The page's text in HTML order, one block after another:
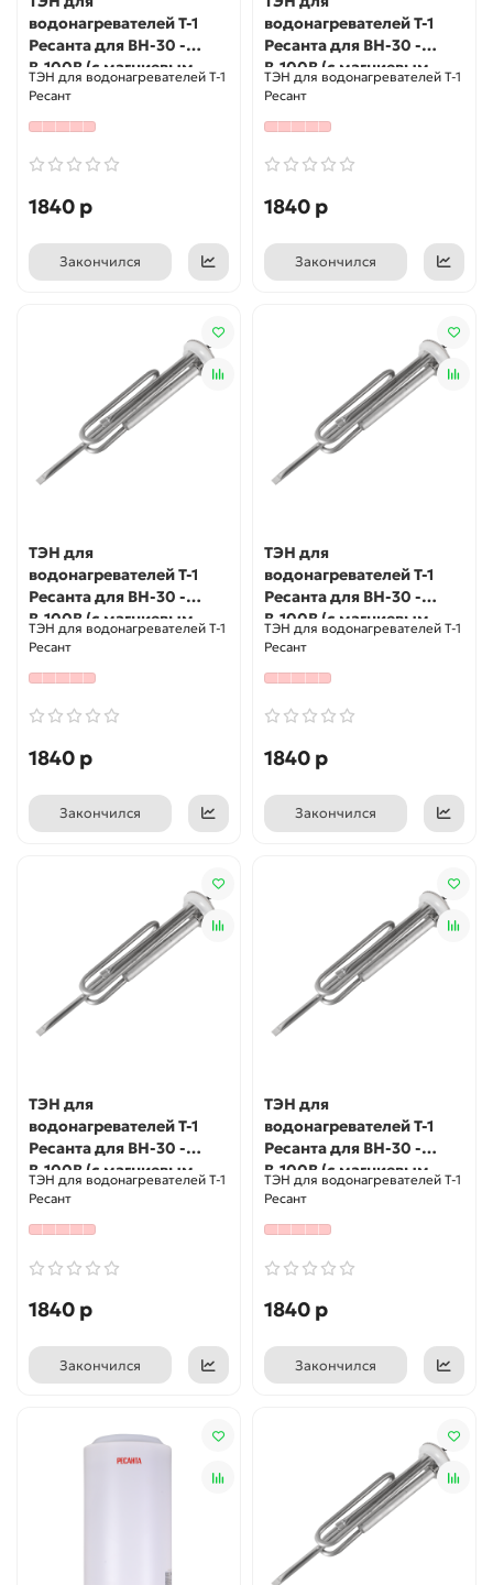
водонагревателей Т-1
Ресанта для ВН-30 -
В-100В (с магниевым
анодом)
ТЭН для водонагревателей Т-1
Ресант
1840 р
Закончился
водонагревателей Т-1
Ресанта для ВН-30 -
В-100В (с магниевым
анодом)
ТЭН для водонагревателей Т-1
Ресант
1840 р
Закончился
ТЭН для
водонагревателей Т-1
Ресанта для ВН-30 -
В-100В (с магниевым
анодом)
ТЭН для водонагревателей Т-1
Ресант
1840 р
Закончился
ТЭН для
водонагревателей Т-1
Ресанта для ВН-30 -
В-100В (с магниевым
анодом)
ТЭН для водонагревателей Т-1
Ресант
1840 р
Закончился
ТЭН для
водонагревателей Т-1
Ресанта для ВН-30 -
В-100В (с магниевым
анодом)
ТЭН для водонагревателей Т-1
Ресант
1840 р
Закончился
ТЭН для
водонагревателей Т-1
Ресанта для ВН-30 -
В-100В (с магниевым
анодом)
ТЭН для водонагревателей Т-1
Ресант
1840 р
Закончился